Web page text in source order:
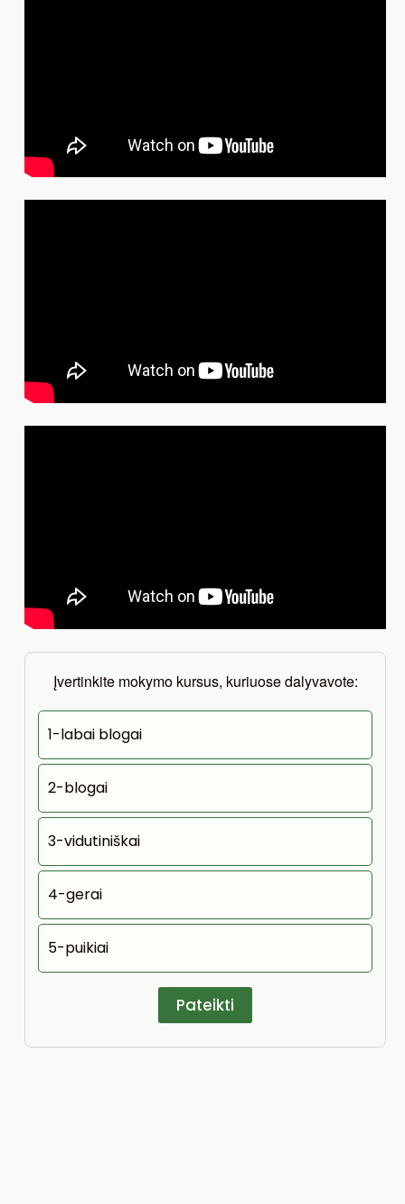
Įvertinkite mokymo kursus, kuriuose dalyvavote:
1-labai blogai
2-blogai
3-vidutiniškai
4-gerai
5-puikiai